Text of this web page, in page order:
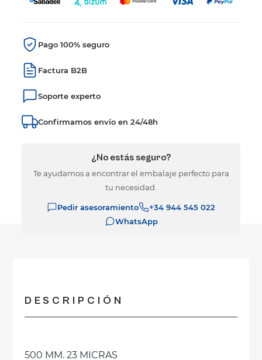
Pago 100% seguro
Factura B2B
Soporte experto
Confirmamos envío en 24/48h
¿No estás seguro?
Te ayudamos a encontrar el embalaje perfecto para
tu necesidad.
Pedir asesoramiento
+34 944 545 022
WhatsApp
DESCRIPCIÓN
500 MM. 23 MICRAS